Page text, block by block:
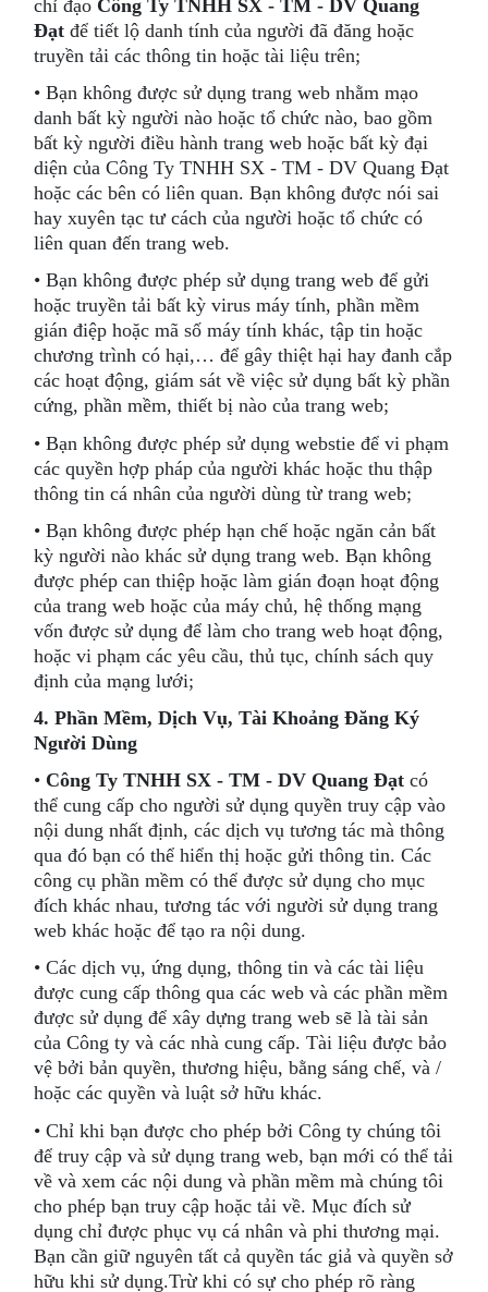
chỉ đạo Công Ty TNHH SX - TM - DV Quang
Đạt để tiết lộ danh tính của người đã đăng hoặc
truyền tải các thông tin hoặc tài liệu trên;
• Bạn không được sử dụng trang web nhằm mạo
danh bất kỳ người nào hoặc tổ chức nào, bao gồm
bất kỳ người điều hành trang web hoặc bất kỳ đại
diện của Công Ty TNHH SX - TM - DV Quang Đạt
hoặc các bên có liên quan. Bạn không được nói sai
hay xuyên tạc tư cách của người hoặc tổ chức có
liên quan đến trang web.
• Bạn không được phép sử dụng trang web để gửi
hoặc truyền tải bất kỳ virus máy tính, phần mềm
gián điệp hoặc mã số máy tính khác, tập tin hoặc
chương trình có hại,… để gây thiệt hại hay đanh cắp
các hoạt động, giám sát về việc sử dụng bất kỳ phần
cứng, phần mềm, thiết bị nào của trang web;
• Bạn không được phép sử dụng webstie để vi phạm
các quyền hợp pháp của người khác hoặc thu thập
thông tin cá nhân của người dùng từ trang web;
• Bạn không được phép hạn chế hoặc ngăn cản bất
kỳ người nào khác sử dụng trang web. Bạn không
được phép can thiệp hoặc làm gián đoạn hoạt động
của trang web hoặc của máy chủ, hệ thống mạng
vốn được sử dụng để làm cho trang web hoạt động,
hoặc vi phạm các yêu cầu, thủ tục, chính sách quy
định của mạng lưới;
4. Phần Mềm, Dịch Vụ, Tài Khoảng Đăng Ký
Người Dùng
• Công Ty TNHH SX - TM - DV Quang Đạtcó
thể cung cấp cho người sử dụng quyền truy cập vào
nội dung nhất định, các dịch vụ tương tác mà thông
qua đó bạn có thể hiển thị hoặc gửi thông tin. Các
công cụ phần mềm có thể được sử dụng cho mục
đích khác nhau, tương tác với người sử dụng trang
web khác hoặc để tạo ra nội dung.
• Các dịch vụ, ứng dụng, thông tin và các tài liệu
được cung cấp thông qua các web và các phần mềm
được sử dụng để xây dựng trang web sẽ là tài sản
của Công ty và các nhà cung cấp. Tài liệu được bảo
vệ bởi bản quyền, thương hiệu, bằng sáng chế, và /
hoặc các quyền và luật sở hữu khác.
• Chỉ khi bạn được cho phép bởi Công ty chúng tôi
để truy cập và sử dụng trang web, bạn mới có thể tải
về và xem các nội dung và phần mềm mà chúng tôi
cho phép bạn truy cập hoặc tải về. Mục đích sử
dụng chỉ được phục vụ cá nhân và phi thương mại.
Bạn cần giữ nguyên tất cả quyền tác giả và quyền sở
hữu khi sử dụng.Trừ khi có sự cho phép rõ ràng